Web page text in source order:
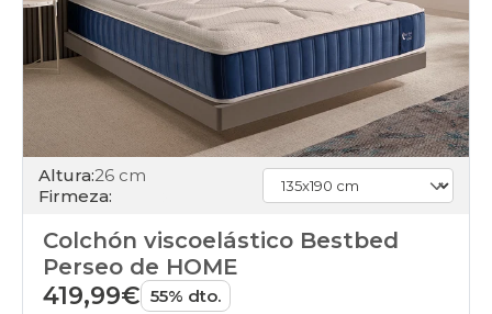
Altura:26 cm
Firmeza:
Colchón viscoelástico Bestbed
Perseo de HOME
419,99€ 55% dto.